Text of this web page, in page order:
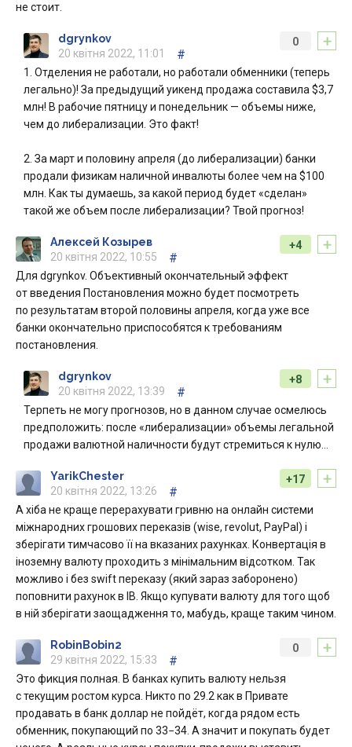
не стоит.
+
0
dgrynkov
20 квітня 2022, 11:01
#
1. Отделения не работали, но работали обменники (теперь
легально)! За предыдущий уикенд продажа составила $3,7
млн! В рабочие пятницу и понедельник — объемы ниже,
чем до либерализации. Это факт!
2. За март и половину апреля (до либерализации) банки
продали физикам наличной инвалюты более чем на $100
млн. Как ты думаешь, за какой период будет «сделан»
такой же объем после либерализации? Твой прогноз!
+
+4
Алексей Козырев
20 квітня 2022, 10:55
#
Для dgrynkov. Объективный окончательный эффект
от введения Постановления можно будет посмотреть
по результатам второй половины апреля, когда уже все
банки окончательно приспособятся к требованиям
постановления.
+
+8
dgrynkov
20 квітня 2022, 13:39
#
Терпеть не могу прогнозов, но в данном случае осмелюсь
предположить: после «либерализации» объемы легальной
продажи валютной наличности будут стремиться к нулю…
+
+17
YarikChester
20 квітня 2022, 13:26
#
А хіба не краще перерахувати гривню на онлайн системи
міжнародних грошових переказів (wise, revolut, PayPal) і
зберігати тимчасово її на вказаних рахунках. Конвертація в
іноземну валюту проходить з мінімальним відсотком. Так
можливо і без swift переказу (який зараз заборонено)
поповнити рахунок в IB. Якщо купувати валюту для того щоб
в ній зберігати заощадження то, мабудь, краще таким чином.
+
0
RobinBobin2
29 квітня 2022, 15:33
#
Это фикция полная. В банках купить валюту нельзя
с текущим ростом курса. Никто по 29.2 как в Привате
продавать в банк доллар не пойдёт, когда рядом есть
обменник, покупающий по 33−34. А значит и покупать будет